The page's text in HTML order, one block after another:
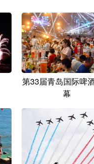
第33届青岛国际啤
幕